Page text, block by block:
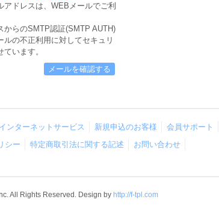
アドレスは、WEBメールでご利
からのSMTP認証(SMTP AUTH)
ルの不正利用に対してセキュリ
います。
メールを確認する
インターネットサービス 新規申込のお客様 会員サポート
シー
特定商取引法に関する記述 お問い合わせ
All Rights Reserved. Design by http://f-tpl.com